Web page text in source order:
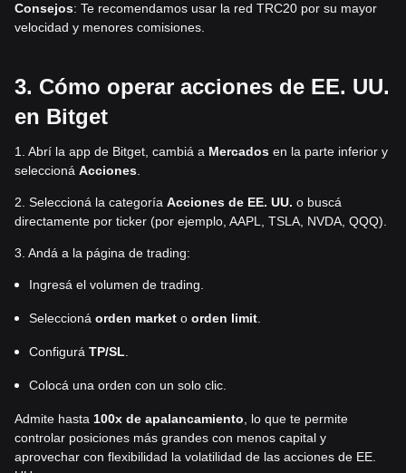
Consejos: Te recomendamos usar la red TRC20 por su mayor
velocidad y menores comisiones.
3. Cómo operar acciones de EE. UU.
en Bitget
1. Abrí la app de Bitget, cambiá a Mercados en la parte inferior y
seleccioná Acciones.
2. Seleccioná la categoría Acciones de EE. UU. o buscá
directamente por ticker (por ejemplo, AAPL, TSLA, NVDA, QQQ).
3. Andá a la página de trading:
Ingresá el volumen de trading.
Seleccioná orden market o orden limit.
Configurá TP/SL.
Colocá una orden con un solo clic.
Admite hasta 100x de apalancamiento, lo que te permite
controlar posiciones más grandes con menos capital y
aprovechar con flexibilidad la volatilidad de las acciones de EE.